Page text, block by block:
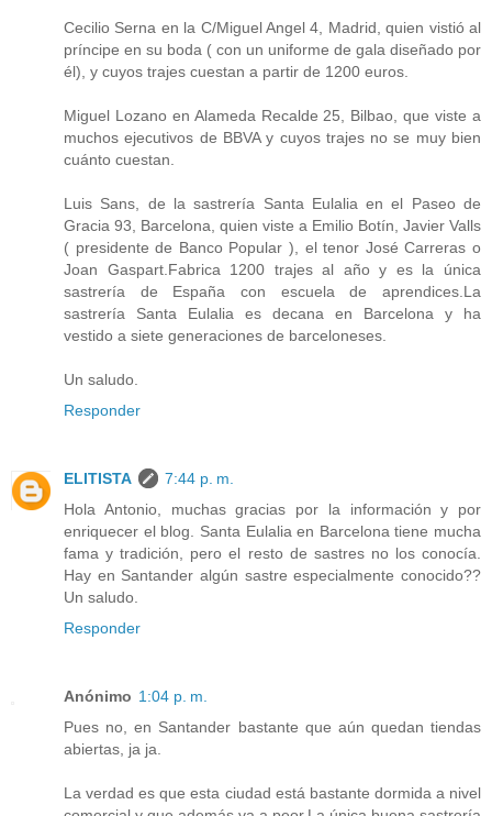
Cecilio Serna en la C/Miguel Angel 4, Madrid, quien vistió al
príncipe en su boda ( con un uniforme de gala diseñado por
él), y cuyos trajes cuestan a partir de 1200 euros.
Miguel Lozano en Alameda Recalde 25, Bilbao, que viste a
muchos ejecutivos de BBVA y cuyos trajes no se muy bien
cuánto cuestan.
Luis Sans, de la sastrería Santa Eulalia en el Paseo de
Gracia 93, Barcelona, quien viste a Emilio Botín, Javier Valls
( presidente de Banco Popular ), el tenor José Carreras o
Joan Gaspart.Fabrica 1200 trajes al año y es la única
sastrería de España con escuela de aprendices.La
sastrería Santa Eulalia es decana en Barcelona y ha
vestido a siete generaciones de barceloneses.
Un saludo.
Responder
ELITISTA
7:44 p. m.
Hola Antonio, muchas gracias por la información y por
enriquecer el blog. Santa Eulalia en Barcelona tiene mucha
fama y tradición, pero el resto de sastres no los conocía.
Hay en Santander algún sastre especialmente conocido??
Un saludo.
Responder
Anónimo 1:04 p. m.
Pues no, en Santander bastante que aún quedan tiendas
abiertas, ja ja.
La verdad es que esta ciudad está bastante dormida a nivel